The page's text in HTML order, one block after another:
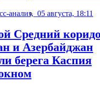
анализ, 05 августа, 18:11
Средний
и Азербайджан
берега Каспия